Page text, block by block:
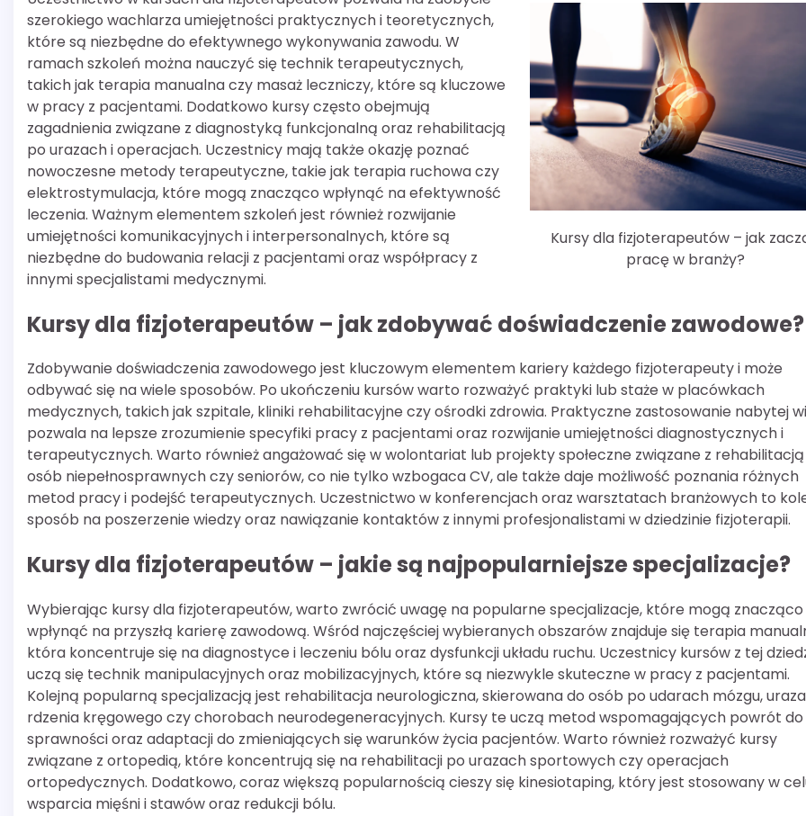
Kursy dla fizjoterapeutów – jak
pracę w branży?
szerokiego wachlarza umiejętności praktycznych i teoretycznych,
które są niezbędne do efektywnego wykonywania zawodu. W
ramach szkoleń można nauczyć się technik terapeutycznych,
takich jak terapia manualna czy masaż leczniczy, które są kluczowe
w pracy z pacjentami. Dodatkowo kursy często obejmują
zagadnienia związane z diagnostyką funkcjonalną oraz rehabilitacją
po urazach i operacjach. Uczestnicy mają także okazję poznać
nowoczesne metody terapeutyczne, takie jak terapia ruchowa czy
elektrostymulacja, które mogą znacząco wpłynąć na efektywność
leczenia. Ważnym elementem szkoleń jest również rozwijanie
umiejętności komunikacyjnych i interpersonalnych, które są
niezbędne do budowania relacji z pacjentami oraz współpracy z
innymi specjalistami medycznymi.
Kursy dla fizjoterapeutów – jak zdobywać doświadczenie zawodowe?
Zdobywanie doświadczenia zawodowego jest kluczowym elementem kariery każdego fizjoterapeuty i może
odbywać się na wiele sposobów. Po ukończeniu kursów warto rozważyć praktyki lub staże w placówkach
medycznych, takich jak szpitale, kliniki rehabilitacyjne czy ośrodki zdrowia. Praktyczne zastosowanie nabytej
pozwala na lepsze zrozumienie specyfiki pracy z pacjentami oraz rozwijanie umiejętności diagnostycznych i
terapeutycznych. Warto również angażować się w wolontariat lub projekty społeczne związane z rehabilitacją
osób niepełnosprawnych czy seniorów, co nie tylko wzbogaca CV, ale także daje możliwość poznania różnych
metod pracy i podejść terapeutycznych. Uczestnictwo w konferencjach oraz warsztatach branżowych to
sposób na poszerzenie wiedzy oraz nawiązanie kontaktów z innymi profesjonalistami w dziedzinie fizjoterapii.
Kursy dla fizjoterapeutów – jakie są najpopularniejsze specjalizacje?
Wybierając kursy dla fizjoterapeutów, warto zwrócić uwagę na popularne specjalizacje, które mogą znacząco
wpłynąć na przyszłą karierę zawodową. Wśród najczęściej wybieranych obszarów znajduje się terapia
która koncentruje się na diagnostyce i leczeniu bólu oraz dysfunkcji układu ruchu. Uczestnicy kursów z tej
uczą się technik manipulacyjnych oraz mobilizacyjnych, które są niezwykle skuteczne w pracy z pacjentami.
Kolejną popularną specjalizacją jest rehabilitacja neurologiczna, skierowana do osób po udarach mózgu,
rdzenia kręgowego czy chorobach neurodegeneracyjnych. Kursy te uczą metod wspomagających powrót do
sprawności oraz adaptacji do zmieniających się warunków życia pacjentów. Warto również rozważyć kursy
związane z ortopedią, które koncentrują się na rehabilitacji po urazach sportowych czy operacjach
ortopedycznych. Dodatkowo, coraz większą popularnością cieszy się kinesiotaping, który jest stosowany w
wsparcia mięśni i stawów oraz redukcji bólu.